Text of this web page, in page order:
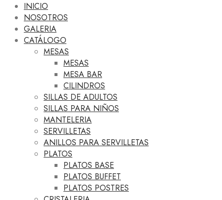
INICIO
NOSOTROS
GALERIA
CATÁLOGO
MESAS
MESAS
MESA BAR
CILINDROS
SILLAS DE ADULTOS
SILLAS PARA NIÑOS
MANTELERIA
SERVILLETAS
ANILLOS PARA SERVILLETAS
PLATOS
PLATOS BASE
PLATOS BUFFET
PLATOS POSTRES